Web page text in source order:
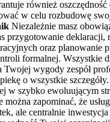
również oszczędność
w celu rozbudowę
Niezależnie masz
przygotowanie deklaracji,
oraz planowanie
formalnej. Wszystkie
Twojej wygody zespół
o wszystkie
w szybko ewoluującym
można zapominać, że
ale centralnie